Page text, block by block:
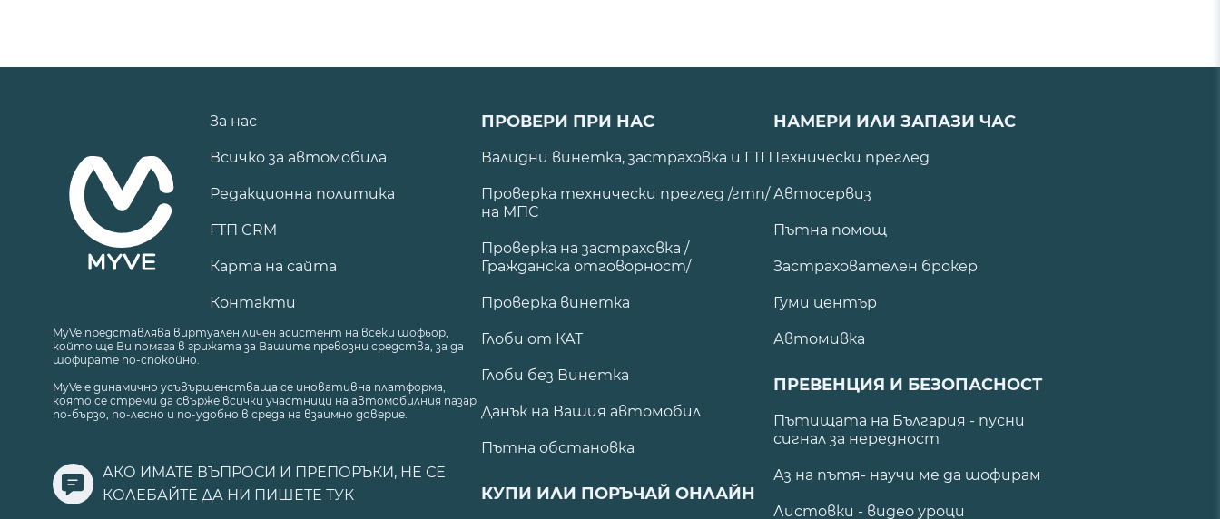
За нас
Всичко за автомобила
Редакционна политика
ГТП CRM
Карта на сайта
Контакти
MyVe представлява виртуален личен асистент на всеки шофьор,
който ще Ви помага в грижата за Вашите превозни средства, за да
шофирате по-спокойно.
MyVe е динамично усъвършенстваща се иновативна платформа,
която се стреми да свърже всички участници на автомобилния пазар
по-бързо, по-лесно и по-удобно в среда на взаимно доверие.
АКО ИМАТЕ ВЪПРОСИ И ПРЕПОРЪКИ, НЕ СЕ
КОЛЕБАЙТЕ ДА НИ ПИШЕТЕ ТУК
ПРОВЕРИ ПРИ НАС
Валидни винетка, застраховка и ГТП
Проверка технически преглед /гтп/
на МПС
Проверка на застраховка /
Гражданска отговорност/
Проверка винетка
Глоби от КАТ
Глоби без Винетка
Данък на Вашия автомобил
Пътна обстановка
КУПИ ИЛИ ПОРЪЧАЙ ОНЛАЙН
НАМЕРИ ИЛИ ЗАПАЗИ ЧАС
Технически преглед
Автосервиз
Пътна помощ
Застрахователен брокер
Гуми център
Автомивка
ПРЕВЕНЦИЯ И БЕЗОПАСНОСТ
Пътищата на България - пусни
сигнал за нередност
Аз на пътя- научи ме да шофирам
Листовки - видео уроци